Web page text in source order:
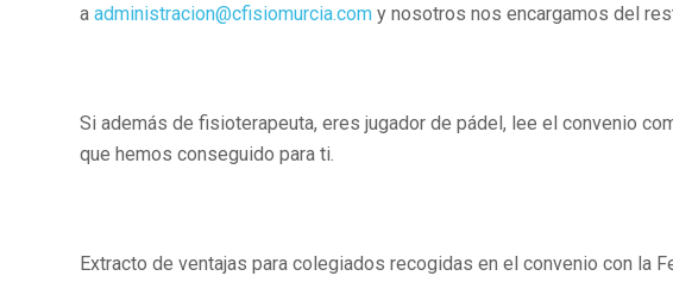
aadministracion@cfisiomurcia.com y nosotros nos encargamos del
Si además de fisioterapeuta, eres jugador de pádel, lee el convenio
que hemos conseguido para ti.
Extracto de ventajas para colegiados recogidas en el convenio con la